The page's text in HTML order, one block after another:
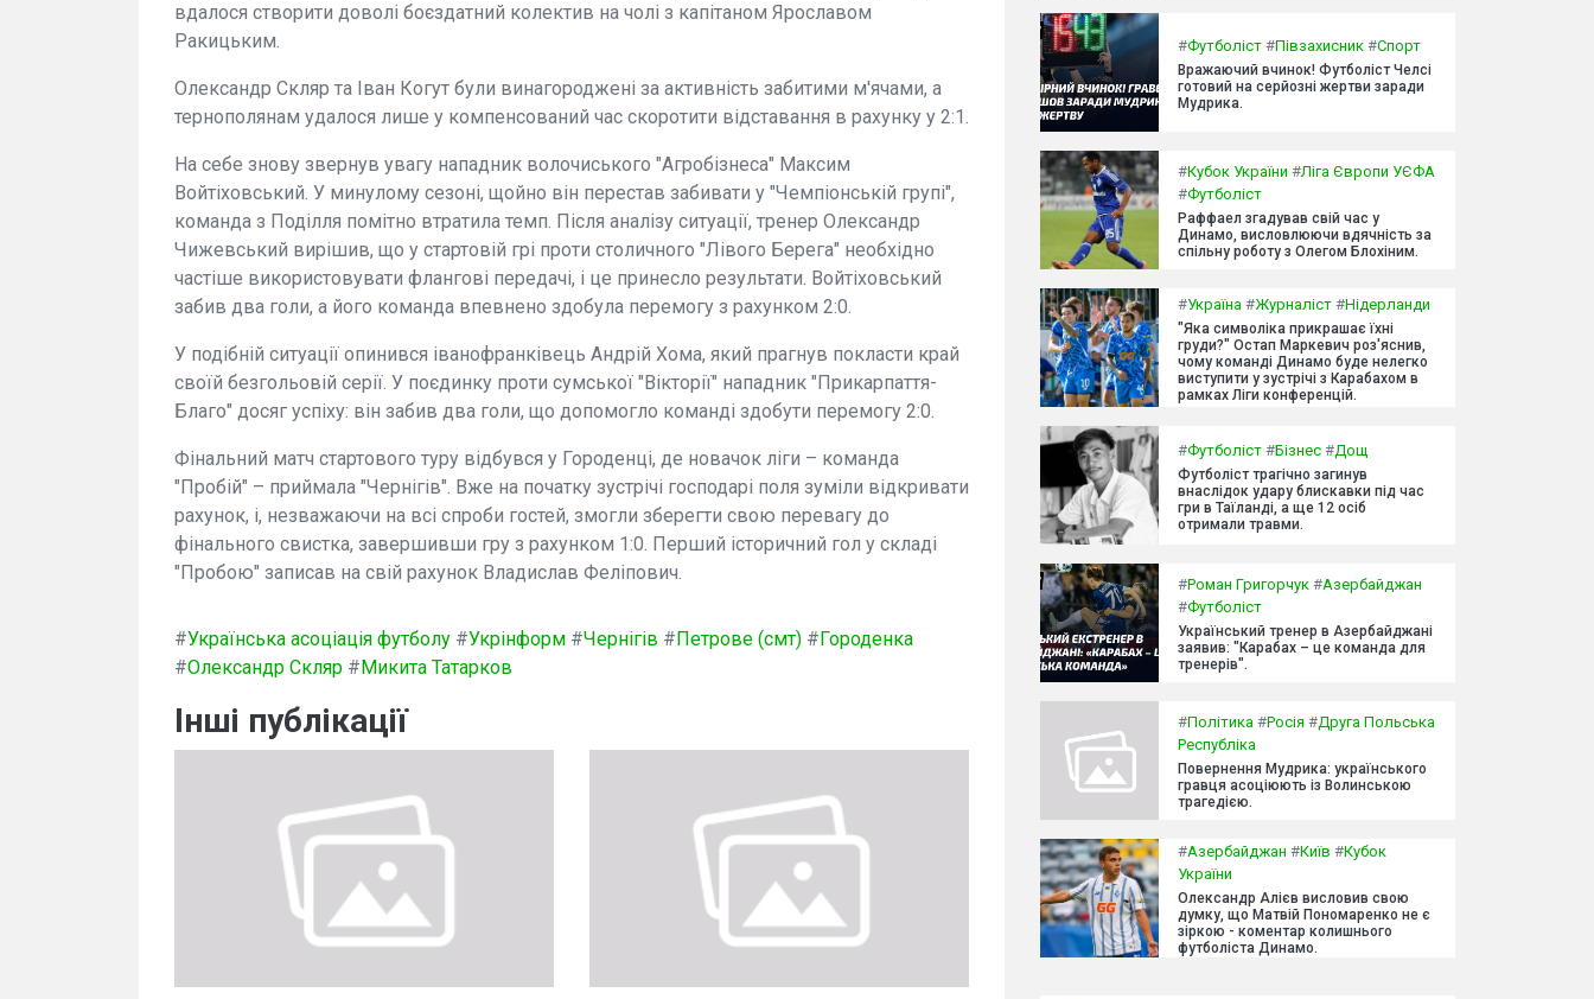
вдалося створити доволі боєздатний колектив на чолі з капітаном Ярославом
Ракицьким.
Олександр Скляр та Іван Когут були винагороджені за активність забитими м'ячами, а
тернополянам удалося лише у компенсований час скоротити відставання в рахунку у 2:1.
На себе знову звернув увагу нападник волочиського "Агробізнеса" Максим
Войтіховський. У минулому сезоні, щойно він перестав забивати у "Чемпіонській групі",
команда з Поділля помітно втратила темп. Після аналізу ситуації, тренер Олександр
Чижевський вирішив, що у стартовій грі проти столичного "Лівого Берега" необхідно
частіше використовувати флангові передачі, і це принесло результати. Войтіховський
забив два голи, а його команда впевнено здобула перемогу з рахунком 2:0.
У подібній ситуації опинився іванофранківець Андрій Хома, який прагнув покласти край
своїй безгольовій серії. У поєдинку проти сумської "Вікторії" нападник "Прикарпаття-
Благо" досяг успіху: він забив два голи, що допомогло команді здобути перемогу 2:0.
Фінальний матч стартового туру відбувся у Городенці, де новачок ліги – команда
"Пробій" – приймала "Чернігів". Вже на початку зустрічі господарі поля зуміли відкривати
рахунок, і, незважаючи на всі спроби гостей, змогли зберегти свою перевагу до
фінального свистка, завершивши гру з рахунком 1:0. Перший історичний гол у складі
"Пробою" записав на свій рахунок Владислав Феліпович.
#Українська асоціація футболу #Укрінформ #Чернігів #Петрове (смт) #Городенка
#Олександр Скляр #Микита Татарков
Інші публікації
#Футболіст #Півзахисник #Спорт
Вражаючий вчинок! Футболіст Челсі
готовий на серйозні жертви заради
Мудрика.
#Кубок України #Ліга Європи УЄФА
#Футболіст
Раффаел згадував свій час у
Динамо, висловлюючи вдячність за
спільну роботу з Олегом Блохіним.
#Україна #Журналіст #Нідерланди
"Яка символіка прикрашає їхні
груди?" Остап Маркевич роз'яснив,
чому команді Динамо буде нелегко
виступити у зустрічі з Карабахом в
рамках Ліги конференцій.
#Футболіст #Бізнес #Дощ
Футболіст трагічно загинув
внаслідок удару блискавки під час
гри в Таїланді, а ще 12 осіб
отримали травми.
#Роман Григорчук #Азербайджан
#Футболіст
Український тренер в Азербайджані
заявив: "Карабах – це команда для
тренерів".
#Політика #Росія #Друга Польська
Республіка
Повернення Мудрика: українського
гравця асоціюють із Волинською
трагедією.
#Азербайджан #Київ #Кубок
України
Олександр Алієв висловив свою
думку, що Матвій Пономаренко не є
зіркою - коментар колишнього
футболіста Динамо.